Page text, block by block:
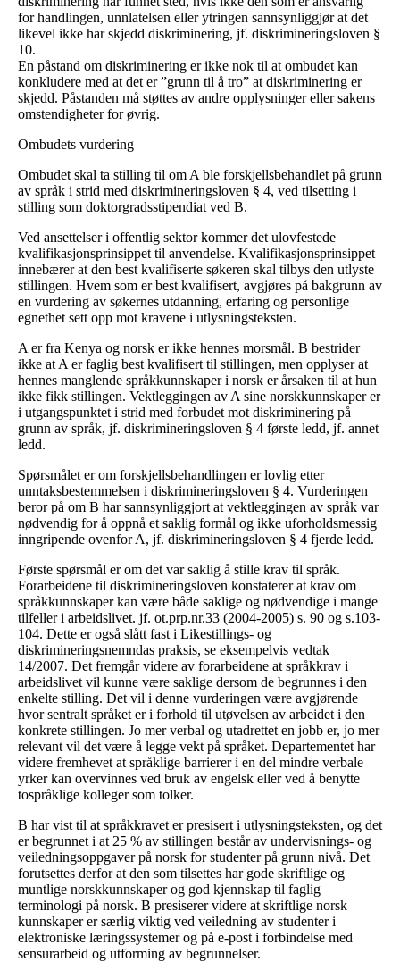
for handlingen, unnlatelsen eller ytringen sannsynliggjør at det
likevel ikke har skjedd diskriminering, jf. diskrimineringsloven §
10.
En påstand om diskriminering er ikke nok til at ombudet kan
konkludere med at det er ”grunn til å tro” at diskriminering er
skjedd. Påstanden må støttes av andre opplysninger eller sakens
omstendigheter for øvrig.
Ombudets vurdering
Ombudet skal ta stilling til om A ble forskjellsbehandlet på grunn
av språk i strid med diskrimineringsloven § 4, ved tilsetting i
stilling som doktorgradsstipendiat ved B.
Ved ansettelser i offentlig sektor kommer det ulovfestede
kvalifikasjonsprinsippet til anvendelse. Kvalifikasjonsprinsippet
innebærer at den best kvalifiserte søkeren skal tilbys den utlyste
stillingen. Hvem som er best kvalifisert, avgjøres på bakgrunn av
en vurdering av søkernes utdanning, erfaring og personlige
egnethet sett opp mot kravene i utlysningsteksten.
A er fra Kenya og norsk er ikke hennes morsmål. B bestrider
ikke at A er faglig best kvalifisert til stillingen, men opplyser at
hennes manglende språkkunnskaper i norsk er årsaken til at hun
ikke fikk stillingen. Vektleggingen av A sine norskkunnskaper er
i utgangspunktet i strid med forbudet mot diskriminering på
grunn av språk, jf. diskrimineringsloven § 4 første ledd, jf. annet
ledd.
Spørsmålet er om forskjellsbehandlingen er lovlig etter
unntaksbestemmelsen i diskrimineringsloven § 4. Vurderingen
beror på om B har sannsynliggjort at vektleggingen av språk var
nødvendig for å oppnå et saklig formål og ikke uforholdsmessig
inngripende ovenfor A, jf. diskrimineringsloven § 4 fjerde ledd.
Første spørsmål er om det var saklig å stille krav til språk.
Forarbeidene til diskrimineringsloven konstaterer at krav om
språkkunnskaper kan være både saklige og nødvendige i mange
tilfeller i arbeidslivet. jf. ot.prp.nr.33 (2004-2005) s. 90 og s.103-
104. Dette er også slått fast i Likestillings- og
diskrimineringsnemndas praksis, se eksempelvis vedtak
14/2007. Det fremgår videre av forarbeidene at språkkrav i
arbeidslivet vil kunne være saklige dersom de begrunnes i den
enkelte stilling. Det vil i denne vurderingen være avgjørende
hvor sentralt språket er i forhold til utøvelsen av arbeidet i den
konkrete stillingen. Jo mer verbal og utadrettet en jobb er, jo mer
relevant vil det være å legge vekt på språket. Departementet har
videre fremhevet at språklige barrierer i en del mindre verbale
yrker kan overvinnes ved bruk av engelsk eller ved å benytte
tospråklige kolleger som tolker.
B har vist til at språkkravet er presisert i utlysningsteksten, og det
er begrunnet i at 25 % av stillingen består av undervisnings- og
veiledningsoppgaver på norsk for studenter på grunn nivå. Det
forutsettes derfor at den som tilsettes har gode skriftlige og
muntlige norskkunnskaper og god kjennskap til faglig
terminologi på norsk. B presiserer videre at skriftlige norsk
kunnskaper er særlig viktig ved veiledning av studenter i
elektroniske læringssystemer og på e-post i forbindelse med
sensurarbeid og utforming av begrunnelser.